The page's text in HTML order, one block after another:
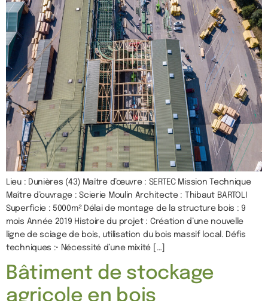
Lieu : Dunières (43) Maître d’œuvre : SERTEC Mission Technique
Maître d’ouvrage : Scierie Moulin Architecte : Thibaut BARTOLI
Superficie : 5000m² Délai de montage de la structure bois : 9
mois Année 2019 Histoire du projet : Création d’une nouvelle
ligne de sciage de bois, utilisation du bois massif local. Défis
techniques :• Nécessité d’une mixité […]
Bâtiment de stockage
agricole en bois